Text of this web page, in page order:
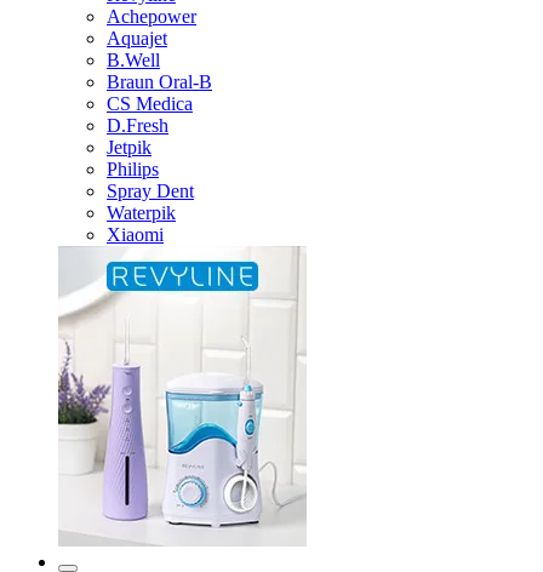
Achepower
Aquajet
B.Well
Braun Oral-B
CS Medica
D.Fresh
Jetpik
Philips
Spray Dent
Waterpik
Xiaomi